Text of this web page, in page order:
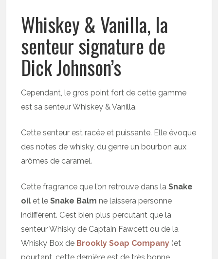
Whiskey & Vanilla, la
senteur signature de
Dick Johnson’s
Cependant, le gros point fort de cette gamme
est sa senteur Whiskey & Vanilla.
Cette senteur est racée et puissante. Elle évoque
des notes de whisky, du genre un bourbon aux
arômes de caramel.
Cette fragrance que l’on retrouve dans la Snake
oil et leSnake Balm ne laissera personne
indifférent. C’est bien plus percutant que la
senteur Whisky de Captain Fawcett ou de la
Whisky Box de Brookly Soap Company (et